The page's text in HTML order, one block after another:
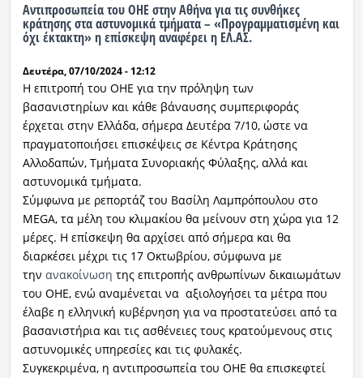
Αντιπροσωπεία του ΟΗΕ στην Αθήνα για τις συνθήκες
κράτησης στα αστυνομικά τμήματα – «Προγραμματισμένη και
όχι έκτακτη» η επίσκεψη αναφέρει η ΕΛ.ΑΣ.
Δευτέρα, 07/10/2024 - 12:12
Η επιτροπή του ΟΗΕ για την πρόληψη των
βασανιστηρίων και κάθε βάναυσης συμπεριφοράς
έρχεται στην Ελλάδα, σήμερα Δευτέρα 7/10, ώστε να
πραγματοποιήσει επισκέψεις σε Κέντρα Κράτησης
Αλλοδαπών, Τμήματα Συνοριακής Φύλαξης, αλλά και
αστυνομικά τμήματα.
Σύμφωνα με ρεπορτάζ του Βασίλη Λαμπρόπουλου στο
MEGA, τα μέλη του κλιμακίου θα μείνουν στη χώρα για 12
μέρες. Η επίσκεψη θα αρχίσει από σήμερα και θα
διαρκέσει μέχρι τις 17 Οκτωβρίου, σύμφωνα με
την ανακοίνωση της επιτροπής ανθρωπίνων δικαιωμάτων
του ΟΗΕ, ενώ αναμένεται να αξιολογήσει τα μέτρα που
έλαβε η ελληνική κυβέρνηση για να προστατεύσει από τα
βασανιστήρια και τις ασθένειες τους κρατούμενους στις
αστυνομικές υπηρεσίες και τις φυλακές.
Συγκεκριμένα, η αντιπροσωπεία του ΟΗΕ θα επισκεφτεί